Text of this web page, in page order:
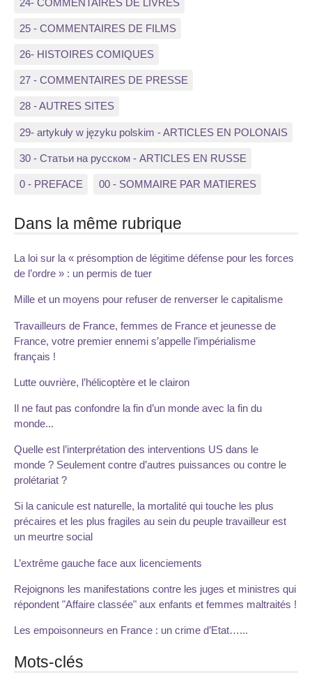
25 - COMMENTAIRES DE FILMS
26- HISTOIRES COMIQUES
27 - COMMENTAIRES DE PRESSE
28 - AUTRES SITES
29- artykuły w języku polskim - ARTICLES EN POLONAIS
30 - Статьи на русском - ARTICLES EN RUSSE
0 - PREFACE 00 - SOMMAIRE PAR MATIERES
Dans la même rubrique
La loi sur la « présomption de légitime défense pour les forces
de l’ordre » : un permis de tuer
Mille et un moyens pour refuser de renverser le capitalisme
Travailleurs de France, femmes de France et jeunesse de
France, votre premier ennemi s’appelle l’impérialisme
français !
Lutte ouvrière, l’hélicoptère et le clairon
Il ne faut pas confondre la fin d’un monde avec la fin du
monde...
Quelle est l’interprétation des interventions US dans le
monde ? Seulement contre d’autres puissances ou contre le
prolétariat ?
Si la canicule est naturelle, la mortalité qui touche les plus
précaires et les plus fragiles au sein du peuple travailleur est
un meurtre social
L’extrême gauche face aux licenciements
Rejoignons les manifestations contre les juges et ministres qui
répondent "Affaire classée" aux enfants et femmes maltraités !
Les empoisonneurs en France : un crime d’Etat…...
Mots-clés